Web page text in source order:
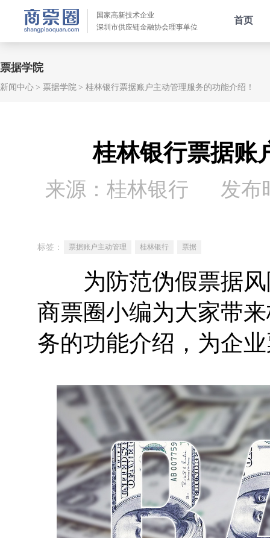
国家高新技术企业
深圳市供应链金融协会理事单位
首页
票据学院
新闻中心 票据学院 桂林银行票据账户主动管理服务的功能介绍！
桂林银行票据账
来源：桂林银行 发布
标签： 票据账户主动管理 桂林银行 票据
为防范伪假票据风
商票圈小编为大家带
务的功能介绍，为企